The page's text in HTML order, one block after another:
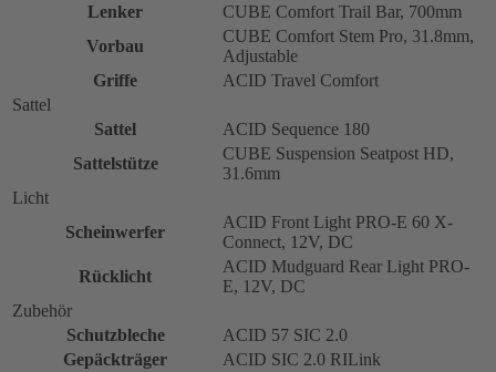
Lenker
CUBE Comfort Trail Bar, 700mm
Vorbau
CUBE Comfort Stem Pro, 31.8mm,
Adjustable
Griffe
ACID Travel Comfort
Sattel
Sattel
ACID Sequence 180
Sattelstütze
CUBE Suspension Seatpost HD,
31.6mm
Licht
Scheinwerfer
ACID Front Light PRO-E 60 X-
Connect, 12V, DC
Rücklicht
ACID Mudguard Rear Light PRO-
E, 12V, DC
Zubehör
Schutzbleche
ACID 57 SIC 2.0
Gepäckträger
ACID SIC 2.0 RILink